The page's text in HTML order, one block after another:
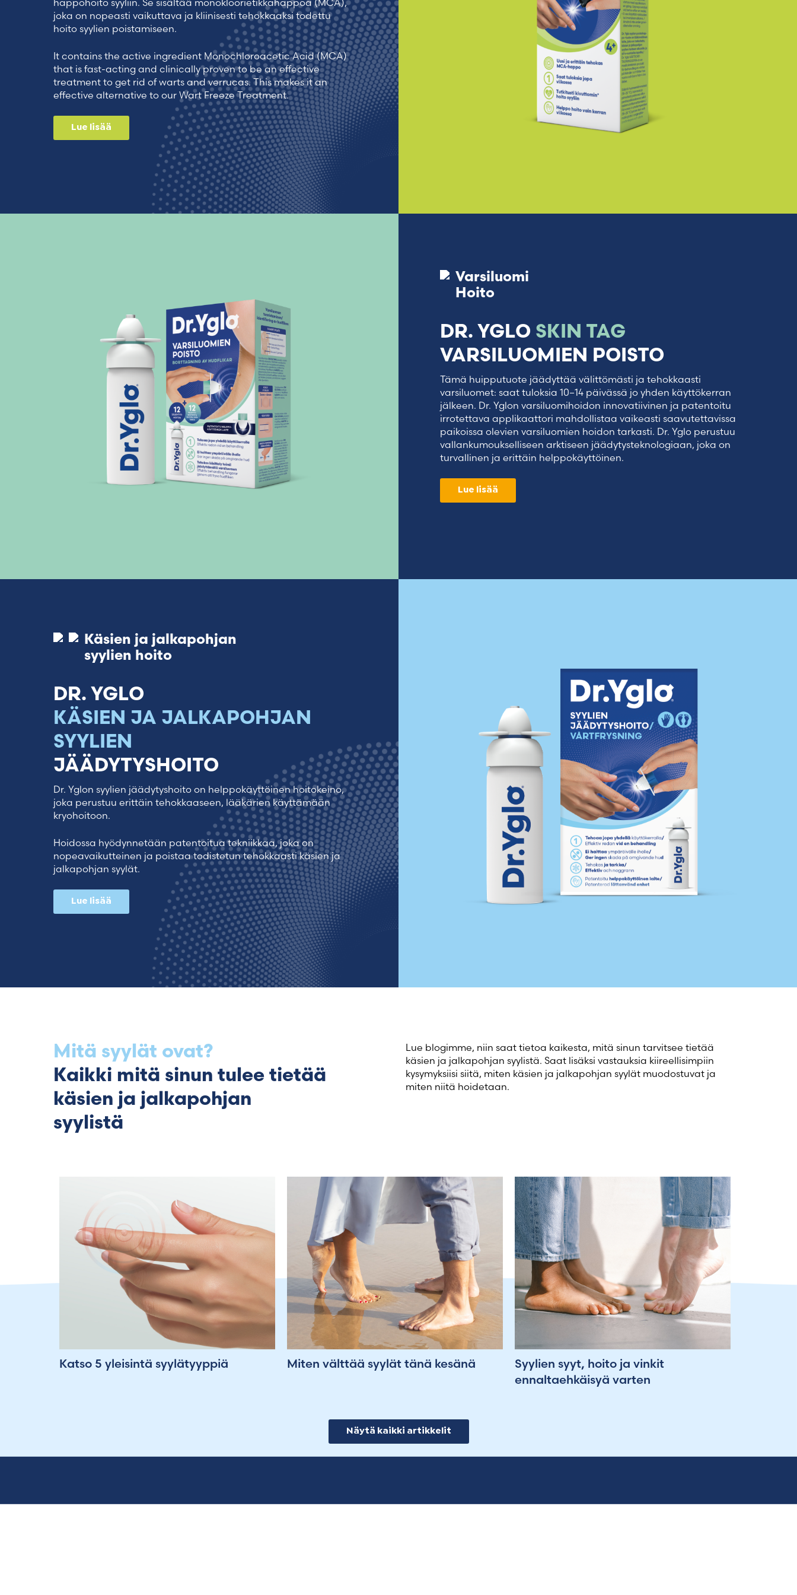
joka on nopeasti vaikuttava ja kliinisesti tehokkaaksi todettu
hoito syylien poistamiseen.
It contains the active ingredient Monochloroacetic Acid (MCA)
that is fast-acting and clinically proven to be an effective
treatment to get rid of warts and verrucas. This makes it an
effective alternative to our Wart Freeze Treatment.
Lue lisää
Varsiluomi
Hoito
DR. YGLO SKIN TAG
VARSILUOMIEN POISTO
Tämä huipputuote jäädyttää välittömästi ja tehokkaasti
varsiluomet: saat tuloksia 10–14 päivässä jo yhden käyttökerran
jälkeen. Dr. Yglon varsiluomihoidon innovatiivinen ja patentoitu
irrotettava applikaattori mahdollistaa vaikeasti saavutettavissa
paikoissa olevien varsiluomien hoidon tarkasti. Dr. Yglo perustuu
vallankumoukselliseen arktiseen jäädytysteknologiaan, joka on
turvallinen ja erittäin helppokäyttöinen.
Lue lisää
Käsien ja jalkapohjan
syylien hoito
DR. YGLO
KÄSIEN JA JALKAPOHJAN
SYYLIEN
JÄÄDYTYSHOITO
Dr. Yglon syylien jäädytyshoito on helppokäyttöinen hoitokeino,
joka perustuu erittäin tehokkaaseen, lääkärien käyttämään
kryohoitoon.
Hoidossa hyödynnetään patentoitua tekniikkaa, joka on
nopeavaikutteinen ja poistaa todistetun tehokkaasti käsien ja
jalkapohjan syylät.
Lue lisää
Mitä syylät ovat?
Kaikki mitä sinun tulee tietää
käsien ja jalkapohjan
syylistä
Lue blogimme, niin saat tietoa kaikesta, mitä sinun tarvitsee tietää
käsien ja jalkapohjan syylistä. Saat lisäksi vastauksia kiireellisimpiin
kysymyksiisi siitä, miten käsien ja jalkapohjan syylät muodostuvat ja
miten niitä hoidetaan.
Katso 5 yleisintä syylätyyppiä Miten välttää syylät tänä kesänä
Syylien syyt, hoito ja vinkit
ennaltaehkäisyä varten
Näytä kaikki artikkelit